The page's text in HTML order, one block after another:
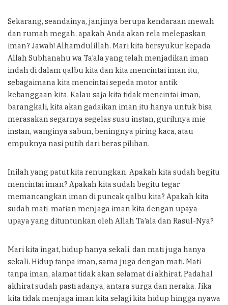
Sekarang, seandainya, janjinya berupa kendaraan mewah
dan rumah megah, apakah Anda akan rela melepaskan
iman? Jawab! Alhamdulillah. Mari kita bersyukur kepada
Allah Subhanahu wa Ta’ala yang telah menjadikan iman
indah di dalam qalbu kita dan kita mencintai iman itu,
sebagaimana kita mencintai sepeda motor antik
kebanggaan kita. Kalau saja kita tidak mencintai iman,
barangkali, kita akan gadaikan iman itu hanya untuk bisa
merasakan segarnya segelas susu instan, gurihnya mie
instan, wanginya sabun, beningnya piring kaca, atau
empuknya nasi putih dari beras pilihan.
Inilah yang patut kita renungkan. Apakah kita sudah begitu
mencintai iman? Apakah kita sudah begitu tegar
memancangkan iman di puncak qalbu kita? Apakah kita
sudah mati-matian menjaga iman kita dengan upaya-
upaya yang dituntunkan oleh Allah Ta’ala dan Rasul-Nya?
Mari kita ingat, hidup hanya sekali, dan mati juga hanya
sekali. Hidup tanpa iman, sama juga dengan mati. Mati
tanpa iman, alamat tidak akan selamat di akhirat. Padahal
akhirat sudah pasti adanya, antara surga dan neraka. Jika
kita tidak menjaga iman kita selagi kita hidup hingga nyawa